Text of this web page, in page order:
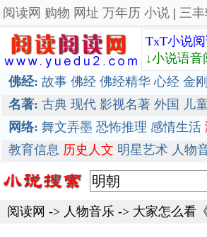
阅读网 购物 网址 万年历 小说 | 三
TxT小说
↓小说语音
佛经: 故事 佛经 佛经精华 心经 金
名著: 古典 现代 影视名著 外国 儿
网络: 舞文弄墨 恐怖推理 感情生活
教育信息 历史人文 明星艺术 人物
阅读网 -> 人物音乐 -> 大家怎么看